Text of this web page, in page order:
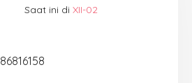
Saat ini di XII-02
86816158